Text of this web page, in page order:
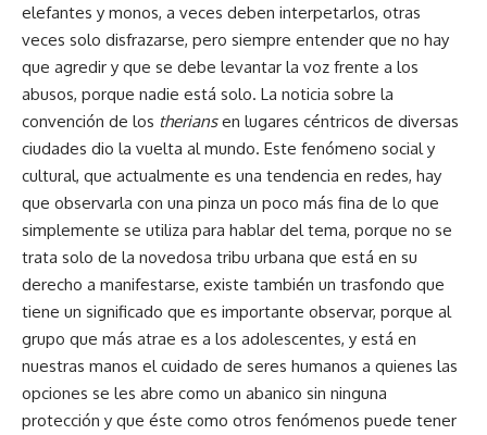
elefantes y monos, a veces deben interpetarlos, otras
veces solo disfrazarse, pero siempre entender que no hay
que agredir y que se debe levantar la voz frente a los
abusos, porque nadie está solo. La noticia sobre la
convención de los theriansen lugares céntricos de diversas
ciudades dio la vuelta al mundo. Este fenómeno social y
cultural, que actualmente es una tendencia en redes, hay
que observarla con una pinza un poco más fina de lo que
simplemente se utiliza para hablar del tema, porque no se
trata solo de la novedosa tribu urbana que está en su
derecho a manifestarse, existe también un trasfondo que
tiene un significado que es importante observar, porque al
grupo que más atrae es a los adolescentes, y está en
nuestras manos el cuidado de seres humanos a quienes las
opciones se les abre como un abanico sin ninguna
protección y que éste como otros fenómenos puede tener